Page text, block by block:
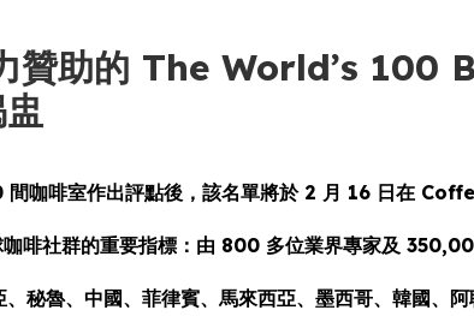
助的 The World’s 100
咖啡室作出評點後，該名單將於 2 月 16 日在
啡社群的重要指標：由 800 多位業界專家及
秘魯、中國、菲律賓、馬來西亞、墨西哥、韓國、